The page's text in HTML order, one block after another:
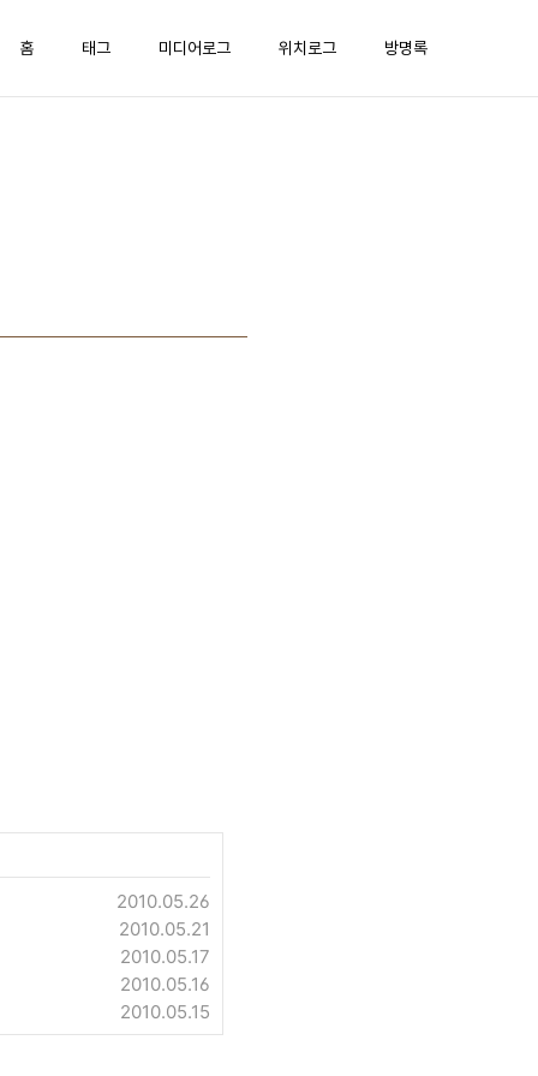
홈 태그 미디어로그 위치로그 방명록
2010.05.26
2010.05.21
2010.05.17
2010.05.16
2010.05.15